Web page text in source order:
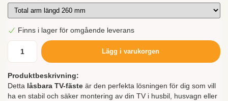
Finns i lager för omgående leverans
Lägg i varukorgen
Produktbeskrivning:
Detta låsbara TV-fäste är den perfekta lösningen för dig som vill
ha en stabil och säker montering av din TV i husbil, husvagn eller